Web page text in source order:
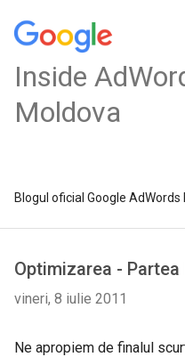
Inside
Moldova
Blogul oficial Google AdWords
Optimizarea - Partea
vineri, 8 iulie 2011
Ne apropiem de finalul